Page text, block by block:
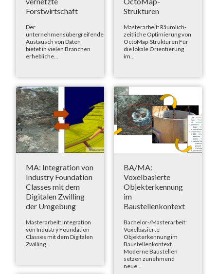
Forstwirtschaft
Der
unternehmensübergreifende
Austausch von Daten
bietet in vielen Branchen
erhebliche...
Strukturen
Masterarbeit: Räumlich-
zeitliche Optimierung von
OctoMap-Strukturen Für
die lokale Orientierung
im...
MA: Integration von
Industry Foundation
Classes mit dem
Digitalen Zwilling
der Umgebung
Masterarbeit: Integration
von Industry Foundation
Classes mit dem Digitalen
Zwilling...
BA/MA:
Voxelbasierte
Objekterkennung
im
Baustellenkontext
Bachelor-/Masterarbeit:
Voxelbasierte
Objekterkennung im
Baustellenkontext
Moderne Baustellen
setzen zunehmend
neue...